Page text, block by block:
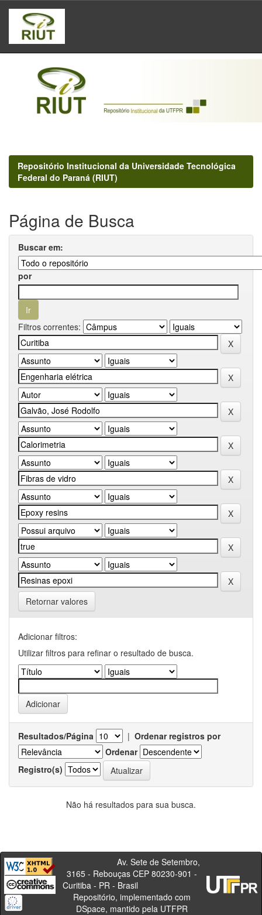
Skip
navigation
Repositório Institucional da Universidade Tecnológica
Federal do Paraná (RIUT)
Página de Busca
Buscar em:
por
Filtros correntes:
Retornar valores
Adicionar filtros:
Utilizar filtros para refinar o resultado de busca.
Resultados/Página | Ordenar registros por
Ordenar
Registro(s)
Não há resultados para sua busca.
Av. Sete de Setembro,
3165 - Rebouças CEP 80230-901 -
Curitiba - PR - Brasil
Repositório, implementado com
DSpace, mantido pela UTFPR